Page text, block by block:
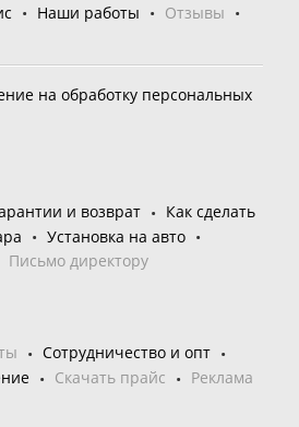
Наши работы
Отзывы
на обработку персональных
и возврат
Как сделать
Установка на авто
Письмо директору
Сотрудничество и опт
Скачать прайс Реклама